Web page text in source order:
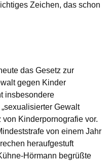
Zeichen, das schon
das Gesetz zur
gegen Kinder
insbesondere
Gewalt
Kinderpornografie vor.
von einem Jahr
heraufgestuft
Hörmann begrüßte